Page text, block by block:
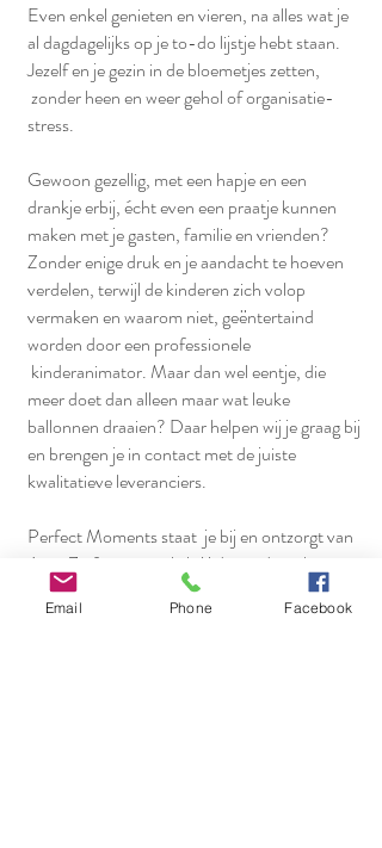
Even enkel genieten en vieren, na alles wat je
al dagdagelijks op je to-do lijstje hebt staan.
Jezelf en je gezin in de bloemetjes zetten,
zonder heen en weer gehol of organisatie-
stress.
Gewoon gezellig, met een hapje en een
drankje erbij, écht even een praatje kunnen
maken met je gasten, familie en vrienden?
Zonder enige druk en je aandacht te hoeven
verdelen, terwijl de kinderen zich volop
vermaken en waarom niet, geëntertaind
worden door een professionele
kinderanimator. Maar dan wel eentje, die
meer doet dan alleen maar wat leuke
ballonnen draaien? Daar helpen wij je graag bij
en brengen je in contact met de juiste
kwalitatieve leveranciers.
Perfect Moments staat je bij en ontzorgt van
A tot Z of net zoveel als jij dat nodig acht.
De "ooohs" en de "waauws", de complimentjes
Email Phone Facebook